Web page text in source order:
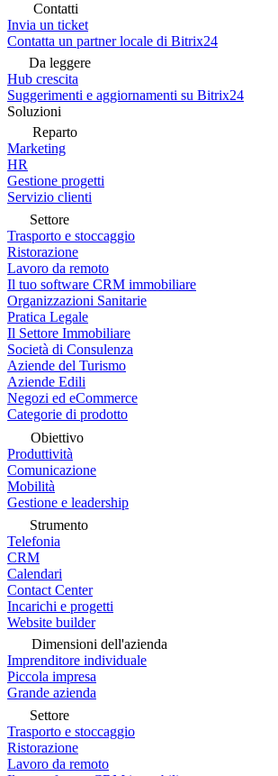
Contatti
Invia un ticket
Contatta un partner locale di Bitrix24
Da leggere
Hub crescita
Suggerimenti e aggiornamenti su Bitrix24
Soluzioni
Reparto
Marketing
HR
Gestione progetti
Servizio clienti
Settore
Trasporto e stoccaggio
Ristorazione
Lavoro da remoto
Il tuo software CRM immobiliare
Organizzazioni Sanitarie
Pratica Legale
Il Settore Immobiliare
Società di Consulenza
Aziende del Turismo
Aziende Edili
Negozi ed eCommerce
Categorie di prodotto
Obiettivo
Produttività
Comunicazione
Mobilità
Gestione e leadership
Strumento
Telefonia
CRM
Calendari
Contact Center
Incarichi e progetti
Website builder
Dimensioni dell'azienda
Imprenditore individuale
Piccola impresa
Grande azienda
Settore
Trasporto e stoccaggio
Ristorazione
Lavoro da remoto